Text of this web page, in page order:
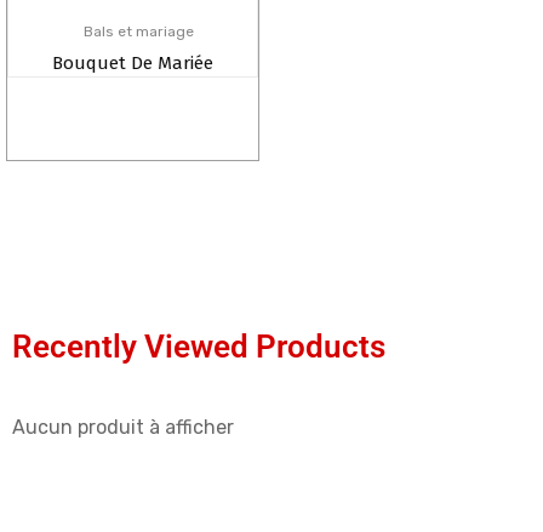
Bals et mariage
Bouquet De Mariée
Recently Viewed Products
Aucun produit à afficher